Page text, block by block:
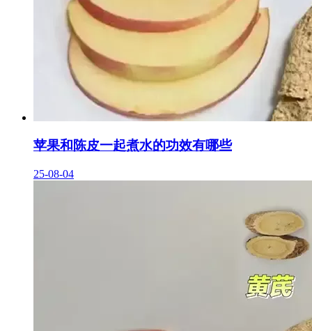
苹果和陈皮一起煮水的功效有哪些
25-08-04